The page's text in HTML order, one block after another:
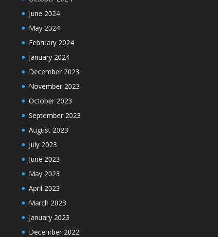
June 2024
May 2024
February 2024
January 2024
December 2023
November 2023
October 2023
September 2023
August 2023
July 2023
June 2023
May 2023
April 2023
March 2023
January 2023
December 2022